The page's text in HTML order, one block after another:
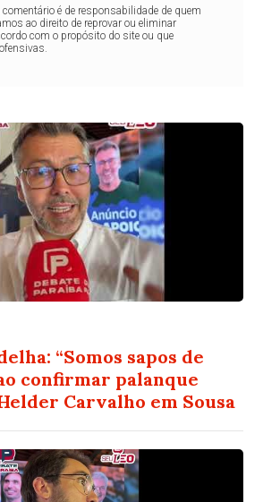
é de responsabilidade de quem
ao direito de reprovar ou eliminar
com o propósito do site ou que
“Somos sapos de
confirmar palanque
Carvalho em Sousa